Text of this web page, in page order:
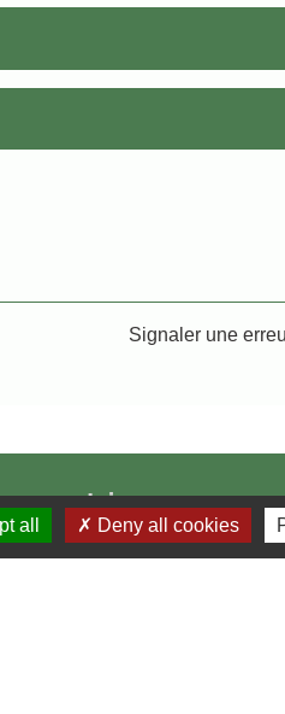
Signaler une
Liens
all Deny all cookies